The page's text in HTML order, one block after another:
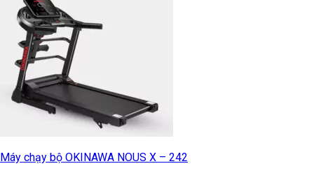
Máy chạy bộ OKINAWA NOUS X – 242